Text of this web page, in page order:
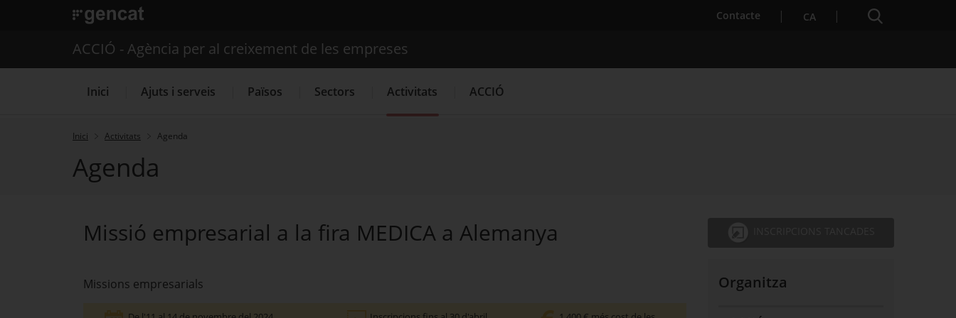
. Obre en una nova finestra. Contacte . Obre en una nova finestra.
CA Cercador
Cercador
Serveis d'internacionalització
ACCIÓ - Agència per al creixement de les empreses
Inici Ajuts i serveis Països Sectors Activitats ACCIÓ
Inici Activitats Agenda
Agenda
Missió empresarial a la fira MEDICA a Alemanya
Missions empresarials Organitza